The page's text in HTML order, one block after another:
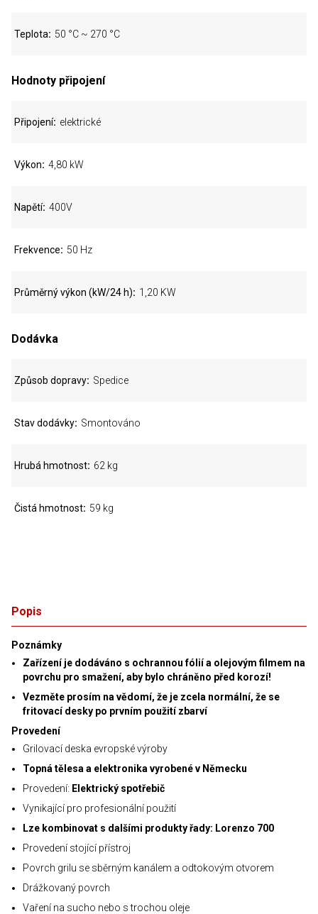
Popis
Poznámky
Zařízení je dodáváno s ochrannou fólií a olejovým filmem na
povrchu pro smažení, aby bylo chráněno před korozí!
Vezměte prosím na vědomí, že je zcela normální, že se
fritovací desky po prvním použití zbarví
Provedení
Grilovací deska evropské výroby
Topná tělesa a elektronika vyrobené v Německu
Provedení: Elektrický spotřebič
Vynikající pro profesionální použití
Lze kombinovat s dalšími produkty řady: Lorenzo 700
Provedení stojící přístroj
Povrch grilu se sběrným kanálem a odtokovým otvorem
Drážkovaný povrch
Vaření na sucho nebo s trochou oleje
Teplota 50 °C ~ 270 °C
Hodnoty připojení
Připojení elektrické
Výkon 4,80 kW
Napětí 400V
Frekvence 50 Hz
Průměrný výkon (kW/24 h) 1,20 KW
Dodávka
Způsob dopravy Spedice
Stav dodávky Smontováno
Hrubá hmotnost 62 kg
Čistá hmotnost 59 kg